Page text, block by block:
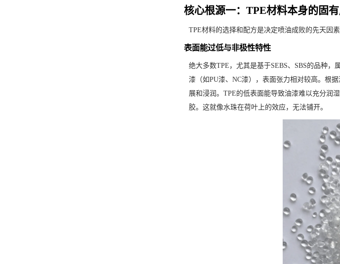
核心根源一：TPE材料本身的固
TPE材料的选择和配方是决定喷油成败的先天因
表面能过低与非极性特性
绝大多数TPE，尤其是基于SEBS、SBS的品种
漆（如PU漆、NC漆），表面张力相对较高。根
展和浸润。TPE的低表面能导致油漆难以充分润
胶。这就像水珠在荷叶上的效应，无法铺开。